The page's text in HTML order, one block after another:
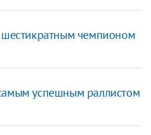
шестикратным чемпионом
успешным раллистом